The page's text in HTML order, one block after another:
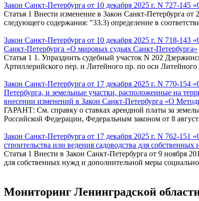
Закон Санкт-Петербурга от 10 декабря 2025 г. N 727-145
Статья 1 Внести изменение в Закон Санкт-Петербурга
следующего содержания: "33.3) определение в
Закон Санкт-Петербурга от 10 декабря 2025 г. N 718-
Санкт-Петербурга «О мировых судьях Санкт-Петербурга»
Статья 1 1. Упразднить судебный участок N 202
Артиллерийского пер. и Литейного пр. по оси Литейного
Закон Санкт-Петербурга от 17 декабря 2025 г. N 770-154
Петербурга, и земельные участки, расположенные на
внесении изменений в Закон Санкт-Петербурга «О
ГАРАНТ: См. справку о ставках арендной платы за
Российской Федерации, Федеральным законом от 8
Закон Санкт-Петербурга от 17 декабря 2025 г. N 762-
строительства или ведения садоводства для
Статья 1 Внести в Закон Санкт-Петербурга от 9 ноября
для собственных нужд и дополнительной меры
Мониторинг Ленинградской